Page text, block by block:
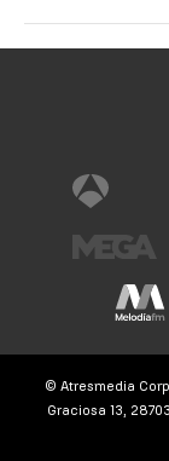
© Atresmedia
Graciosa 13,